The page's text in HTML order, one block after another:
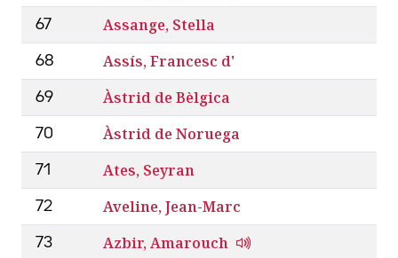
67 Assange, Stella
68 Assís, Francesc d'
69 Àstrid de Bèlgica
70 Àstrid de Noruega
71 Ates, Seyran
72 Aveline, Jean-Marc
73 Azbir, Amarouch